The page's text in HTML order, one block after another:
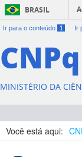
BRASIL
Ir para o conteúdo 1 Ir
CNPq
MINISTÉRIO DA
Você está aqui: